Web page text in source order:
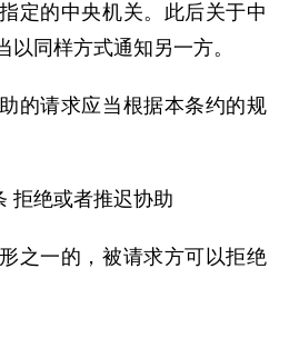
定的中央机关。此后关于中
同样方式通知另一方。
请求应当根据本条约的规
绝或者推迟协助
一的，被请求方可以拒绝